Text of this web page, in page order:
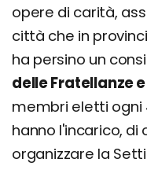
opere di carità,
città che in
ha persino un
delle Fratellanze
membri eletti ogni
hanno l'incarico,
organizzare la